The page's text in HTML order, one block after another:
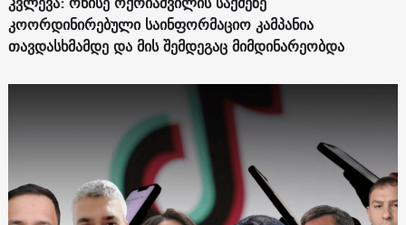
კოორდინირებული საინფორმაციო კამპანია
თავდასხმამდე და მის შემდეგაც მიმდინარეობდა